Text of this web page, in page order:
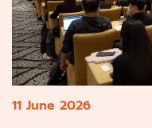
11 June 2026